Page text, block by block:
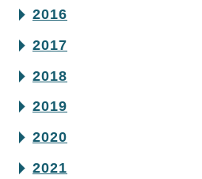
2016
2017
2018
2019
2020
2021